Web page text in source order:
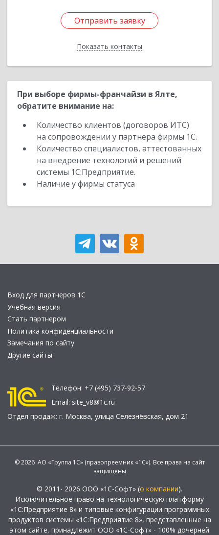
Отправить заявку
Показать контакты
Отправить заявку
Назад
При выборе фирмы-франчайзи в Ялте,
обратите внимание на:
Количество клиентов (договоров ИТС)
на сопровождении у партнера фирмы 1С.
Количество специалистов, аттестованных
на внедрение технологий и решений
системы 1С:Предприятие.
Наличие у фирмы статуса
Вход для партнеров 1С
Учебная версия
Стать партнером
Политика конфиденциальности
Замечания по сайту
Другие сайты
Телефон: +7 (495) 737-92-57
Email: site_v8@1c.ru
Отдел продаж: г. Москва, улица Селезнёвская, дом 21
© 2026 АО «Группа 1С» (правопреемник «1С»). Все права на сайт
защищены
© 2011- 2026 ООО «1С-Софт» (о компании).
Исключительное право на технологическую платформу
«1С:Предприятие 8» и типовые конфигурации программных
продуктов системы «1С:Предприятие 8», представленные на
этом сайте, принадлежит ООО «1С-Софт» - 100% дочерней